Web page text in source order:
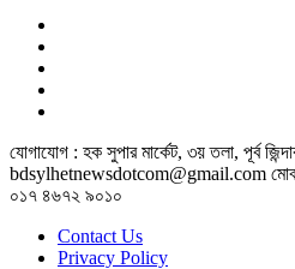
যোগাযোগ : হক সুপার মার্কেট, ৩য় তলা, পূর্ব
bdsylhetnewsdotcom@gmail.com
০১৭ ৪৬৭২ ৯০১০
Contact Us
Privacy Policy